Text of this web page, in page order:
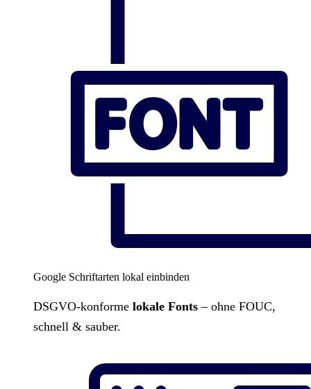
Google Schriftarten lokal einbinden
DSGVO-konforme lokale Fonts – ohne FOUC,
schnell & sauber.